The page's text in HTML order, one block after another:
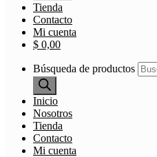
Tienda
Contacto
Mi cuenta
$ 0,00
Búsqueda de productos
Inicio
Nosotros
Tienda
Contacto
Mi cuenta